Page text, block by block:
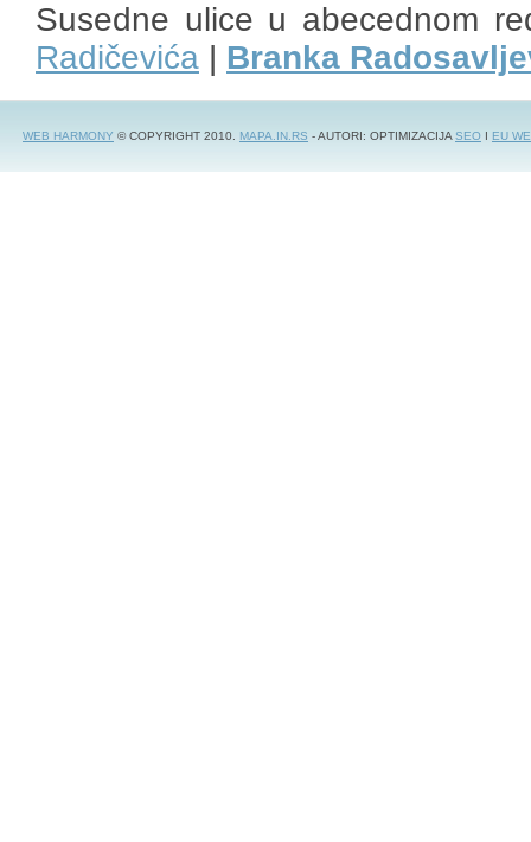
Susedne ulice u abecednom
Radičevića | Branka
WEB HARMONY © COPYRIGHT 2010. MAPA.IN.RS - AUTORI: OPTIMIZACIJA SEO I EU